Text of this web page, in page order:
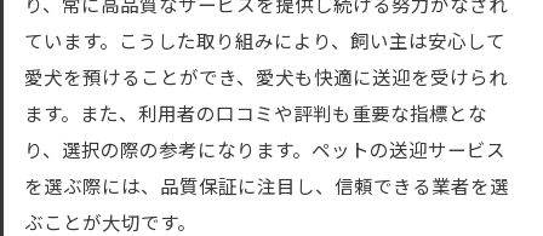
り、常に高品質なサービスを提供し続ける努力がなされ
ています。こうした取り組みにより、飼い主は安心して
愛犬を預けることができ、愛犬も快適に送迎を受けられ
ます。また、利用者の口コミや評判も重要な指標とな
り、選択の際の参考になります。ペットの送迎サービス
を選ぶ際には、品質保証に注目し、信頼できる業者を選
ぶことが大切です。